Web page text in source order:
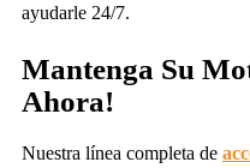
ayudarle 24/7.
Mantenga Su
Ahora!
Nuestra línea completa de